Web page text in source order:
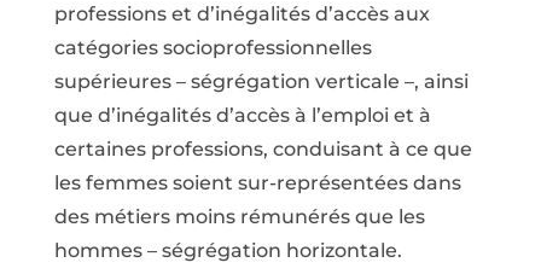
professions et d’inégalités d’accès aux
catégories socioprofessionnelles
supérieures – ségrégation verticale –, ainsi
que d’inégalités d’accès à l’emploi et à
certaines professions, conduisant à ce que
les femmes soient sur-représentées dans
des métiers moins rémunérés que les
hommes – ségrégation horizontale.